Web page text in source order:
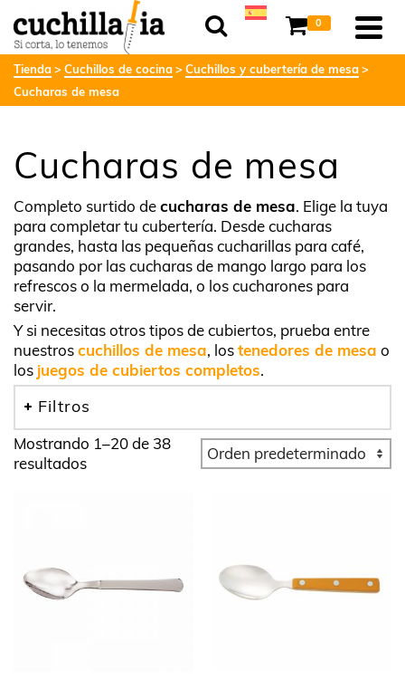
0
Tienda Cuchillos de cocina
Cuchillos y cubertería de mesa
Cucharas de mesa
Cucharas de mesa
Completo surtido decucharas de mesa. Elige la tuya
para completar tu cubertería. Desde cucharas
grandes, hasta las pequeñas cucharillas para café,
pasando por las cucharas de mango largo para los
refrescos o la mermelada, o los cucharones para
servir.
Y si necesitas otros tipos de cubiertos, prueba entre
nuestroscuchillos de mesa, lostenedores de mesa o
los juegos de cubiertos completos.
Filtros
Mostrando 1–20 de 38
resultados